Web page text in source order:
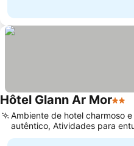
Hôtel Glann Ar Mor2
Ambiente de hotel charmoso e
autêntico, Atividades para
do ar livre